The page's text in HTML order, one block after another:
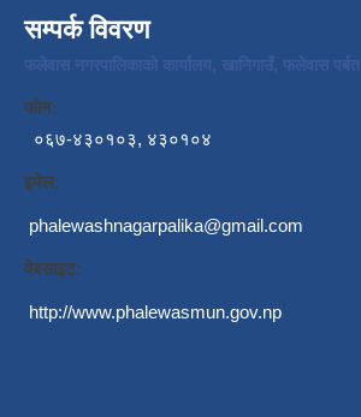
सम्पर्क विवरण
फलेवास नगरपालिकाको कार्यालय, खानिगाउँ, फलेवास पर्बत
फोन:
०६७-४३०१०३, ४३०१०४
इमेल:
phalewashnagarpalika@gmail.com
वेबसाइट:
http://www.phalewasmun.gov.np